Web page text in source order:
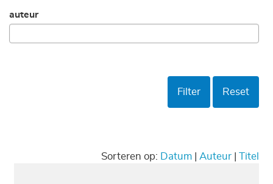
auteur
Filter Reset
Sorteren op: Datum| Auteur| Titel